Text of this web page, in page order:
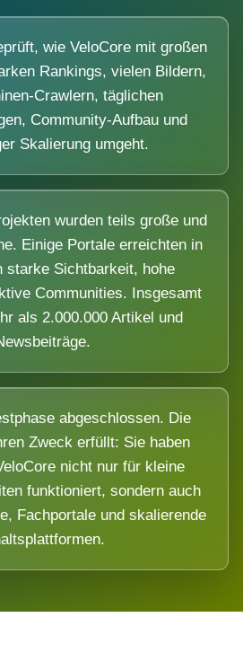
wie VeloCore mit großen
Rankings, vielen Bildern,
Crawlern, täglichen
Community-Aufbau und
Skalierung umgeht.
wurden teils große und
Einige Portale erreichten in
starke Sichtbarkeit, hohe
Communities. Insgesamt
als 2.000.000 Artikel und
abgeschlossen. Die
Zweck erfüllt: Sie haben
nicht nur für kleine
funktioniert, sondern auch
Fachportale und skalierende